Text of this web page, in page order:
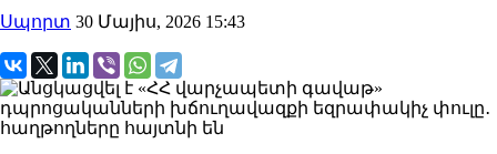
Սպորտ 30 Մայիս, 2026 15:43